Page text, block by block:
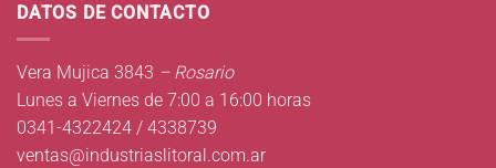
DATOS DE CONTACTO
Vera Mujica 3843 – Rosario
Lunes a Viernes de 7:00 a 16:00 horas
0341-4322424 / 4338739
ventas@industriaslitoral.com.ar